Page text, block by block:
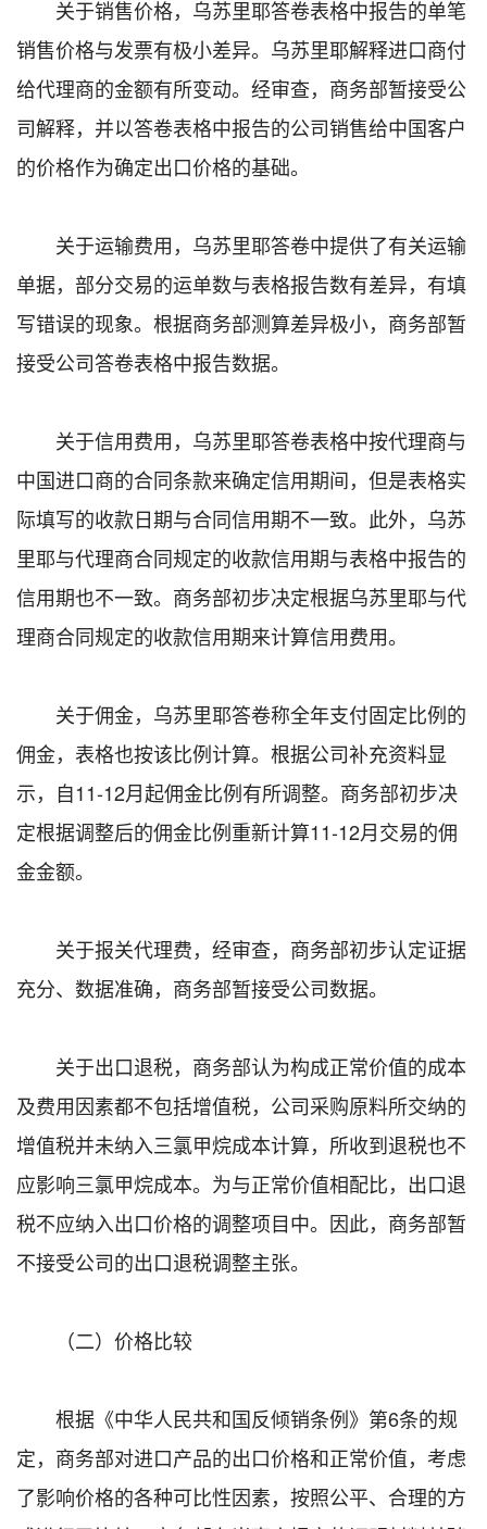
关于销售价格，乌苏里耶答卷表格中报告的单笔
销售价格与发票有极小差异。乌苏里耶解释进口商付
给代理商的金额有所变动。经审查，商务部暂接受公
司解释，并以答卷表格中报告的公司销售给中国客户
的价格作为确定出口价格的基础。
关于运输费用，乌苏里耶答卷中提供了有关运输
单据，部分交易的运单数与表格报告数有差异，有填
写错误的现象。根据商务部测算差异极小，商务部暂
接受公司答卷表格中报告数据。
关于信用费用，乌苏里耶答卷表格中按代理商与
中国进口商的合同条款来确定信用期间，但是表格实
际填写的收款日期与合同信用期不一致。此外，乌苏
里耶与代理商合同规定的收款信用期与表格中报告的
信用期也不一致。商务部初步决定根据乌苏里耶与代
理商合同规定的收款信用期来计算信用费用。
关于佣金，乌苏里耶答卷称全年支付固定比例的
佣金，表格也按该比例计算。根据公司补充资料显
示，自11-12月起佣金比例有所调整。商务部初步决
定根据调整后的佣金比例重新计算11-12月交易的佣
金金额。
关于报关代理费，经审查，商务部初步认定证据
充分、数据准确，商务部暂接受公司数据。
关于出口退税，商务部认为构成正常价值的成本
及费用因素都不包括增值税，公司采购原料所交纳的
增值税并未纳入三氯甲烷成本计算，所收到退税也不
应影响三氯甲烷成本。为与正常价值相配比，出口退
税不应纳入出口价格的调整项目中。因此，商务部暂
不接受公司的出口退税调整主张。
（二）价格比较
根据《中华人民共和国反倾销条例》第6条的规
定，商务部对进口产品的出口价格和正常价值，考虑
了影响价格的各种可比性因素，按照公平、合理的方